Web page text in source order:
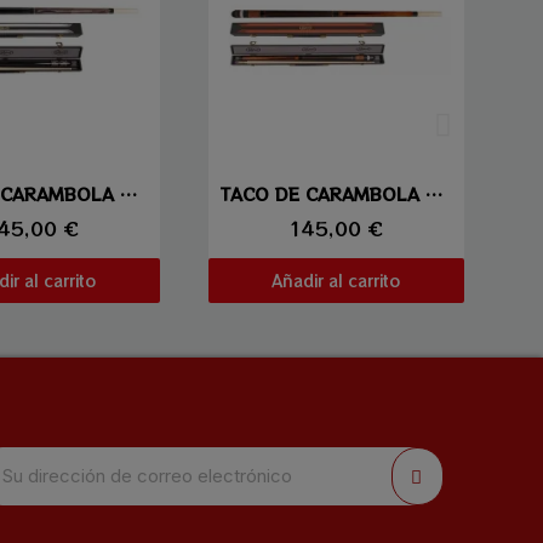
rápida TACO DE CARAMBOLA LAPERTI 02
€
al carrito
Vista rápida TACO DE CARAMBOLA LAPERTI 03
145,00 €
Añadir al carrito